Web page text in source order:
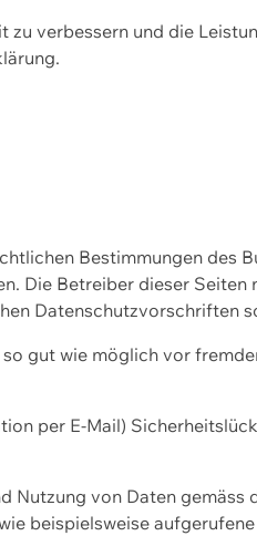
verbessern und die
Bestimmungen des
Die Betreiber dieser
Datenschutzvorschriften
gut wie möglich vor
per E-Mail)
von Daten
beispielsweise